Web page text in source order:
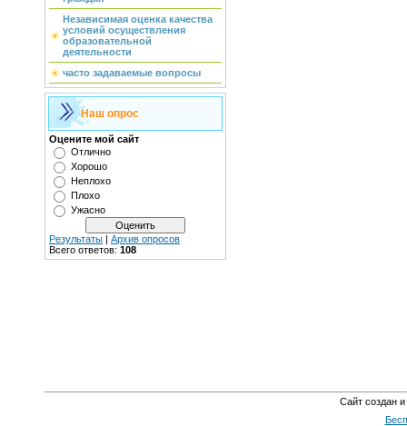
Независимая оценка качества
условий осуществления
образовательной
деятельности
часто задаваемые вопросы
Наш опрос
Оцените мой сайт
Отлично
Хорошо
Неплохо
Плохо
Ужасно
Результаты | Архив опросов
Всего ответов: 108
Сайт создан